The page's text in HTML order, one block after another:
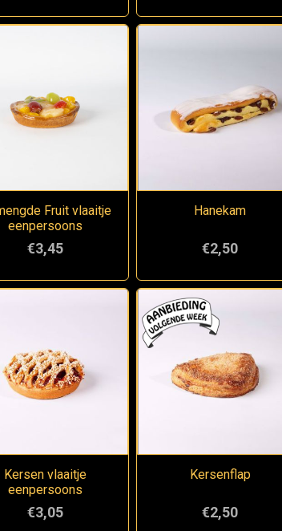
Fruit vlaaitje
eenpersoons
€3,45
Hanekam
€2,50
Kersen vlaaitje
eenpersoons
€3,05
Kersenflap
€2,50